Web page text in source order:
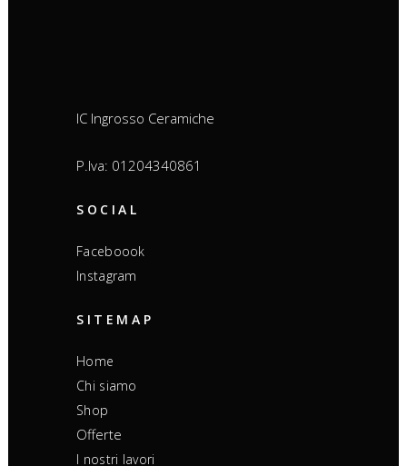
IC Ingrosso Ceramiche
P.Iva: 01204340861
SOCIAL
Faceboook
Instagram
SITEMAP
Home
Chi siamo
Shop
Offerte
I nostri lavori